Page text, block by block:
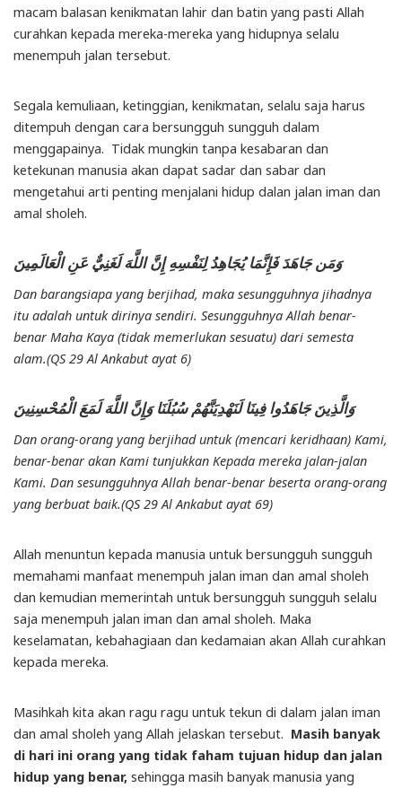
macam balasan kenikmatan lahir dan batin yang pasti Allah
curahkan kepada mereka-mereka yang hidupnya selalu
menempuh jalan tersebut.
Segala kemuliaan, ketinggian, kenikmatan, selalu saja harus
ditempuh dengan cara bersungguh sungguh dalam
menggapainya. Tidak mungkin tanpa kesabaran dan
ketekunan manusia akan dapat sadar dan sabar dan
mengetahui arti penting menjalani hidup dalan jalan iman dan
amal sholeh.
وَمَن جَاهَدَ فَإِنَّمَا يُجَاهِدُ لِنَفْسِهِ إِنَّ اللَّهَ لَغَنِيٌّ عَنِ الْعَالَمِينَ
Dan barangsiapa yang berjihad, maka sesungguhnya jihadnya
itu adalah untuk dirinya sendiri. Sesungguhnya Allah benar-
benar Maha Kaya (tidak memerlukan sesuatu) dari semesta
alam.(QS 29 Al Ankabut ayat 6)
وَالَّذِينَ جَاهَدُوا فِينَا لَنَهْدِيَنَّهُمْ سُبُلَنَا وَإِنَّ اللَّهَ لَمَعَ الْمُحْسِنِينَ
Dan orang-orang yang berjihad untuk (mencari keridhaan) Kami,
benar-benar akan Kami tunjukkan Kepada mereka jalan-jalan
Kami. Dan sesungguhnya Allah benar-benar beserta orang-orang
yang berbuat baik.(QS 29 Al Ankabut ayat 69)
Allah menuntun kepada manusia untuk bersungguh sungguh
memahami manfaat menempuh jalan iman dan amal sholeh
dan kemudian memerintah untuk bersungguh sungguh selalu
saja menempuh jalan iman dan amal sholeh. Maka
keselamatan, kebahagiaan dan kedamaian akan Allah curahkan
kepada mereka.
Masihkah kita akan ragu ragu untuk tekun di dalam jalan iman
dan amal sholeh yang Allah jelaskan tersebut. Masih banyak
di hari ini orang yang tidak faham tujuan hidup dan jalan
hidup yang benar, sehingga masih banyak manusia yang